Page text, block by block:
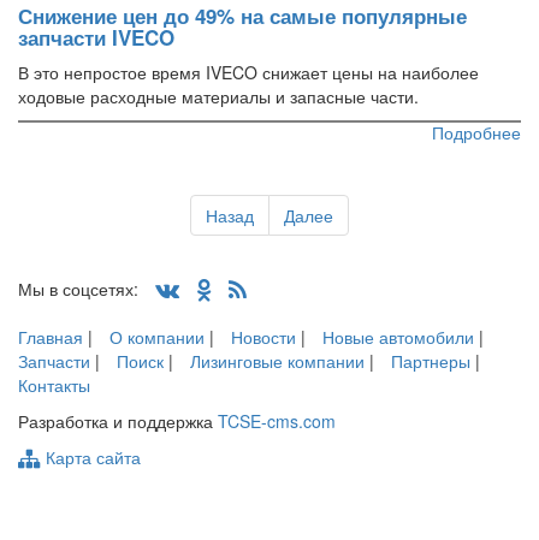
Снижение цен до 49% на самые популярные
запчасти IVECO
В это непростое время IVECO снижает цены на наиболее
ходовые расходные материалы и запасные части.
Подробнее
Назад Далее
Мы в соцсетях:
Главная | О компании | Новости | Новые автомобили |
Запчасти | Поиск | Лизинговые компании | Партнеры |
Контакты
Разработка и поддержка TCSE-cms.com
Карта сайта